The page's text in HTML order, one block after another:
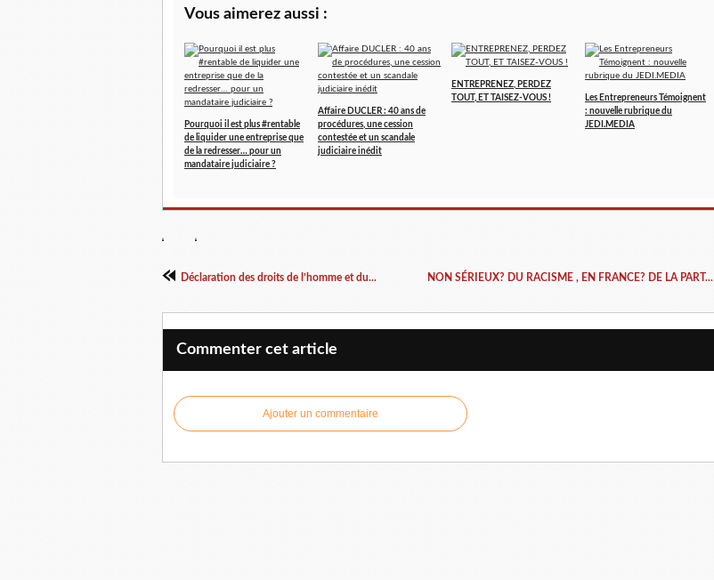
Vous aimerez aussi :
Pourquoi il est plus #rentable
de liquider une entreprise que
de la redresser… pour un
mandataire judiciaire ?
Affaire DUCLER : 40 ans de
procédures, une cession
contestée et un scandale
judiciaire inédit
ENTREPRENEZ, PERDEZ
TOUT, ET TAISEZ-VOUS !
Les Entrepreneurs Témoignent
: nouvelle rubrique du
JEDI.MEDIA
Déclaration des droits de l’homme et du... NON SÉRIEUX? DU RACISME , EN FRANCE? DE LA PART...
Commenter cet article
Ajouter un commentaire